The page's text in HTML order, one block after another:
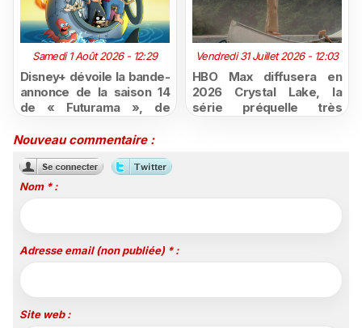
Samedi 1 Août 2026 - 12:29
Disney+ dévoile la bande-
annonce de la saison 14
de « Futurama », de
Vendredi 31 Juillet 2026 - 12:03
HBO Max diffusera en
2026 Crystal Lake, la
série préquelle très
Nouveau commentaire :
Nom * :
Adresse email (non publiée) * :
Site web :